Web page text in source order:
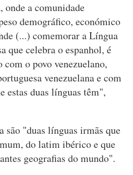
onde a comunidade
demográfico, económico
(...) comemorar a Língua
que celebra o espanhol, é
o povo venezuelano,
venezuelana e com
estas duas línguas têm",
são "duas línguas irmãs que
do latim ibérico e que
geografias do mundo".